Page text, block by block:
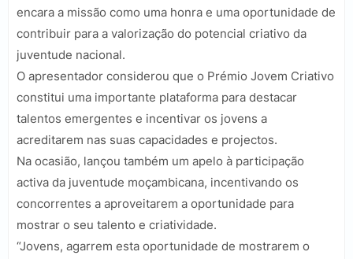
encara a missão como uma honra e uma oportunidade de
contribuir para a valorização do potencial criativo da
juventude nacional.
O apresentador considerou que o Prémio Jovem Criativo
constitui uma importante plataforma para destacar
talentos emergentes e incentivar os jovens a
acreditarem nas suas capacidades e projectos.
Na ocasião, lançou também um apelo à participação
activa da juventude moçambicana, incentivando os
concorrentes a aproveitarem a oportunidade para
mostrar o seu talento e criatividade.
“Jovens, agarrem esta oportunidade de mostrarem o